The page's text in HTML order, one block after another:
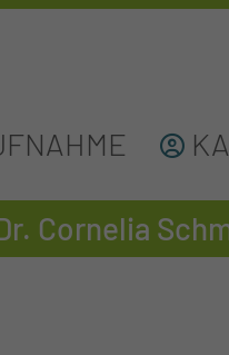
Cornelia